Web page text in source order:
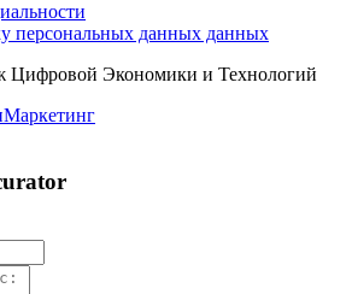
персональных данных данных
Цифровой Экономики и Технологий